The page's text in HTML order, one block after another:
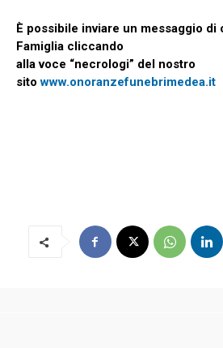
È possibile inviare un messaggio di
Famiglia cliccando
alla voce “necrologi” del nostro
sitowww.onoranzefunebrimedea.it